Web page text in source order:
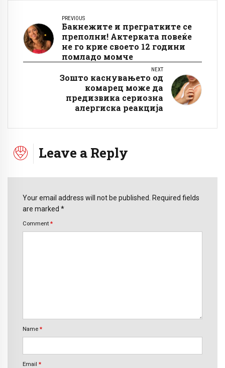
PREVIOUS
Бакнежите и прегратките се
преполни! Актерката повеќе
не го крие своето 12 години
помладо момче
NEXT
Зошто каснувањето од
комарец може да
предизвика сериозна
алергиска реакција
Leave a Reply
Your email address will not be published. Required fields
are marked *
Comment *
Name *
Email *